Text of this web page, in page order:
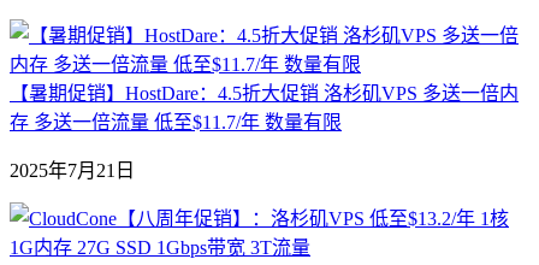
【暑期促销】HostDare：4.5折大促销 洛杉矶VPS 多送一倍内
存 多送一倍流量 低至$11.7/年 数量有限
2025年7月21日